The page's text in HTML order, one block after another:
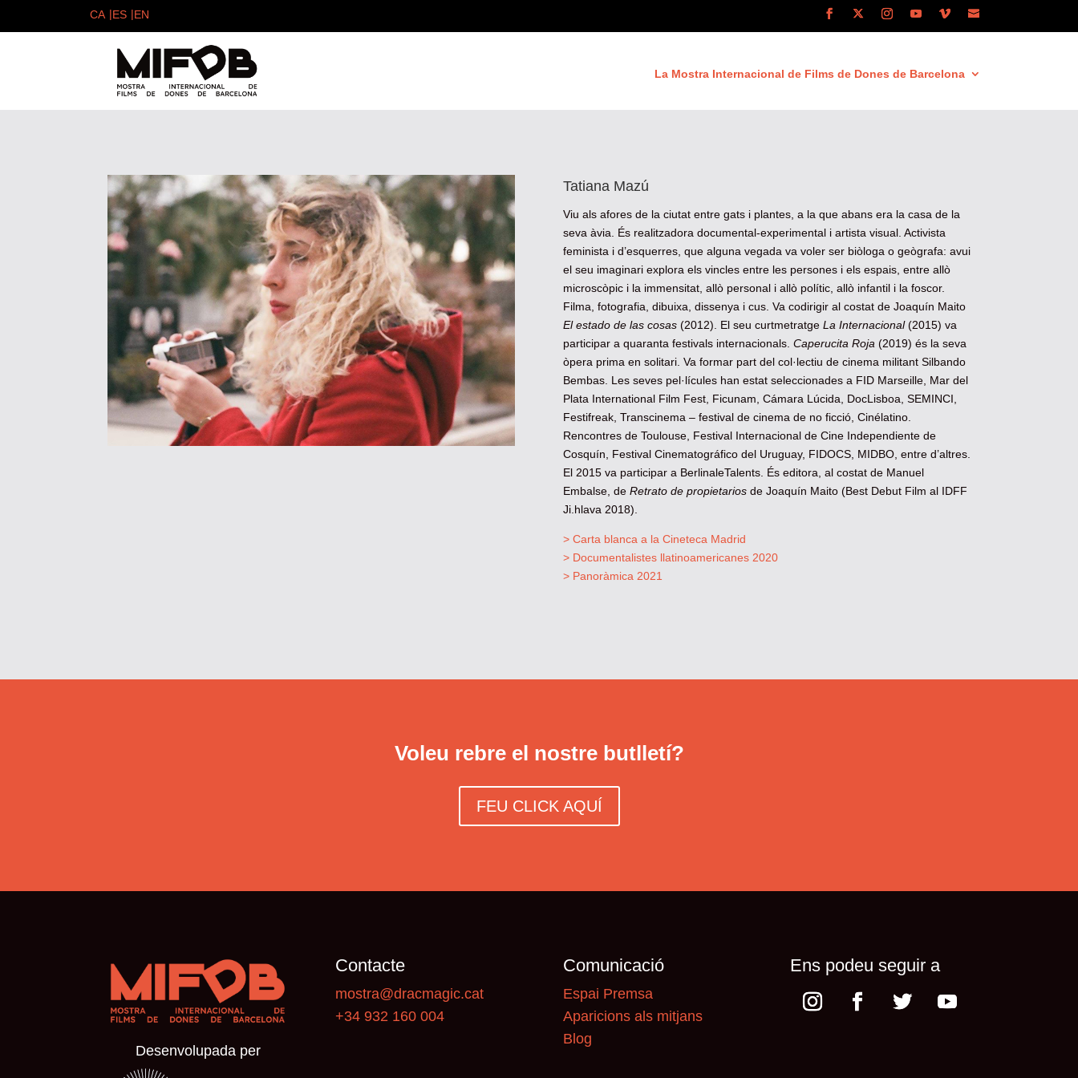
La Mostra Internacional de Films de Dones de Barcelona
Tatiana Mazú
Viu als afores de la ciutat entre gats i plantes, a la que abans era la casa de la
seva àvia. És realitzadora documental-experimental i artista visual. Activista
feminista i d’esquerres, que alguna vegada va voler ser biòloga o geògrafa: avui
el seu imaginari explora els vincles entre les persones i els espais, entre allò
microscòpic i la immensitat, allò personal i allò polític, allò infantil i la foscor.
Filma, fotografia, dibuixa, dissenya i cus. Va codirigir al costat de Joaquín Maito
El estado de las cosas (2012). El seu curtmetratge La Internacional(2015) va
participar a quaranta festivals internacionals. Caperucita Roja (2019) és la seva
òpera prima en solitari. Va formar part del col·lectiu de cinema militant Silbando
Bembas. Les seves pel·lícules han estat seleccionades a FID Marseille, Mar del
Plata International Film Fest, Ficunam, Cámara Lúcida, DocLisboa, SEMINCI,
Festifreak, Transcinema – festival de cinema de no ficció, Cinélatino.
Rencontres de Toulouse, Festival Internacional de Cine Independiente de
Cosquín, Festival Cinematográfico del Uruguay, FIDOCS, MIDBO, entre d’altres.
El 2015 va participar a BerlinaleTalents. És editora, al costat de Manuel
Embalse, de Retrato de propietariosde Joaquín Maito (Best Debut Film al IDFF
Ji.hlava 2018).
> Carta blanca a la Cineteca Madrid
> Documentalistes llatinoamericanes 2020
> Panoràmica 2021
Voleu rebre el nostre butlletí?
FEU CLICK AQUÍ
Desenvolupada per
Contacte
mostra@dracmagic.cat
+34 932 160 004
Comunicació
Espai Premsa
Aparicions als mitjans
Blog
Ens podeu seguir a